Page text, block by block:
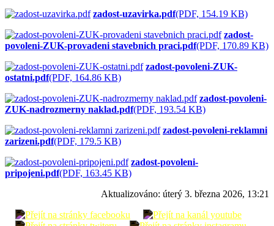
zadost-uzavirka.pdf(PDF, 154.19 KB)
zadost-
povoleni-ZUK-provadeni stavebnich praci.pdf(PDF, 170.89 KB)
zadost-povoleni-ZUK-
ostatni.pdf(PDF, 164.86 KB)
zadost-povoleni-
ZUK-nadrozmerny naklad.pdf(PDF, 193.54 KB)
zadost-povoleni-reklamni
zarizeni.pdf(PDF, 179.5 KB)
zadost-povoleni-
pripojeni.pdf(PDF, 163.45 KB)
Aktualizováno: úterý 3. března 2026, 13:21